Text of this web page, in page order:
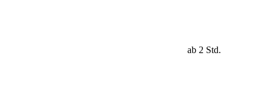
ab 2 Std.